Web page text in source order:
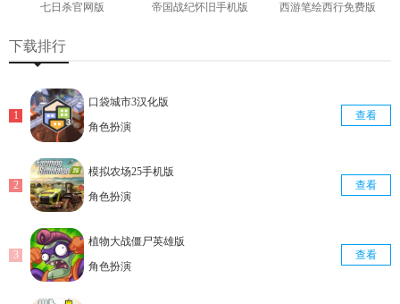
七日杀官网版 帝国战纪怀旧手机版 西游笔绘西行免费版
下载排行
口袋城市3汉化版
角色扮演
查看
模拟农场25手机版
角色扮演
查看
植物大战僵尸英雄版
角色扮演
查看